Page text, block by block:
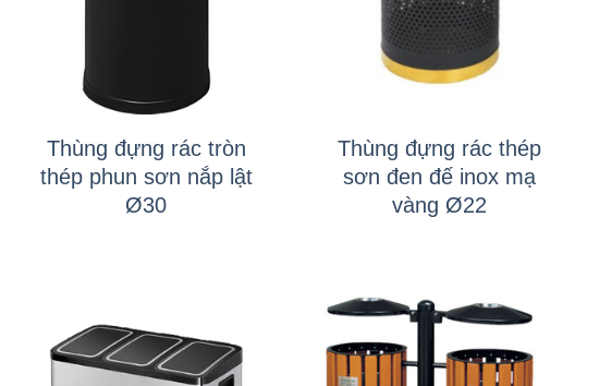
Thùng đựng rác tròn
thép phun sơn nắp lật
Ø30
Thùng đựng rác thép
sơn đen đế inox mạ
vàng Ø22